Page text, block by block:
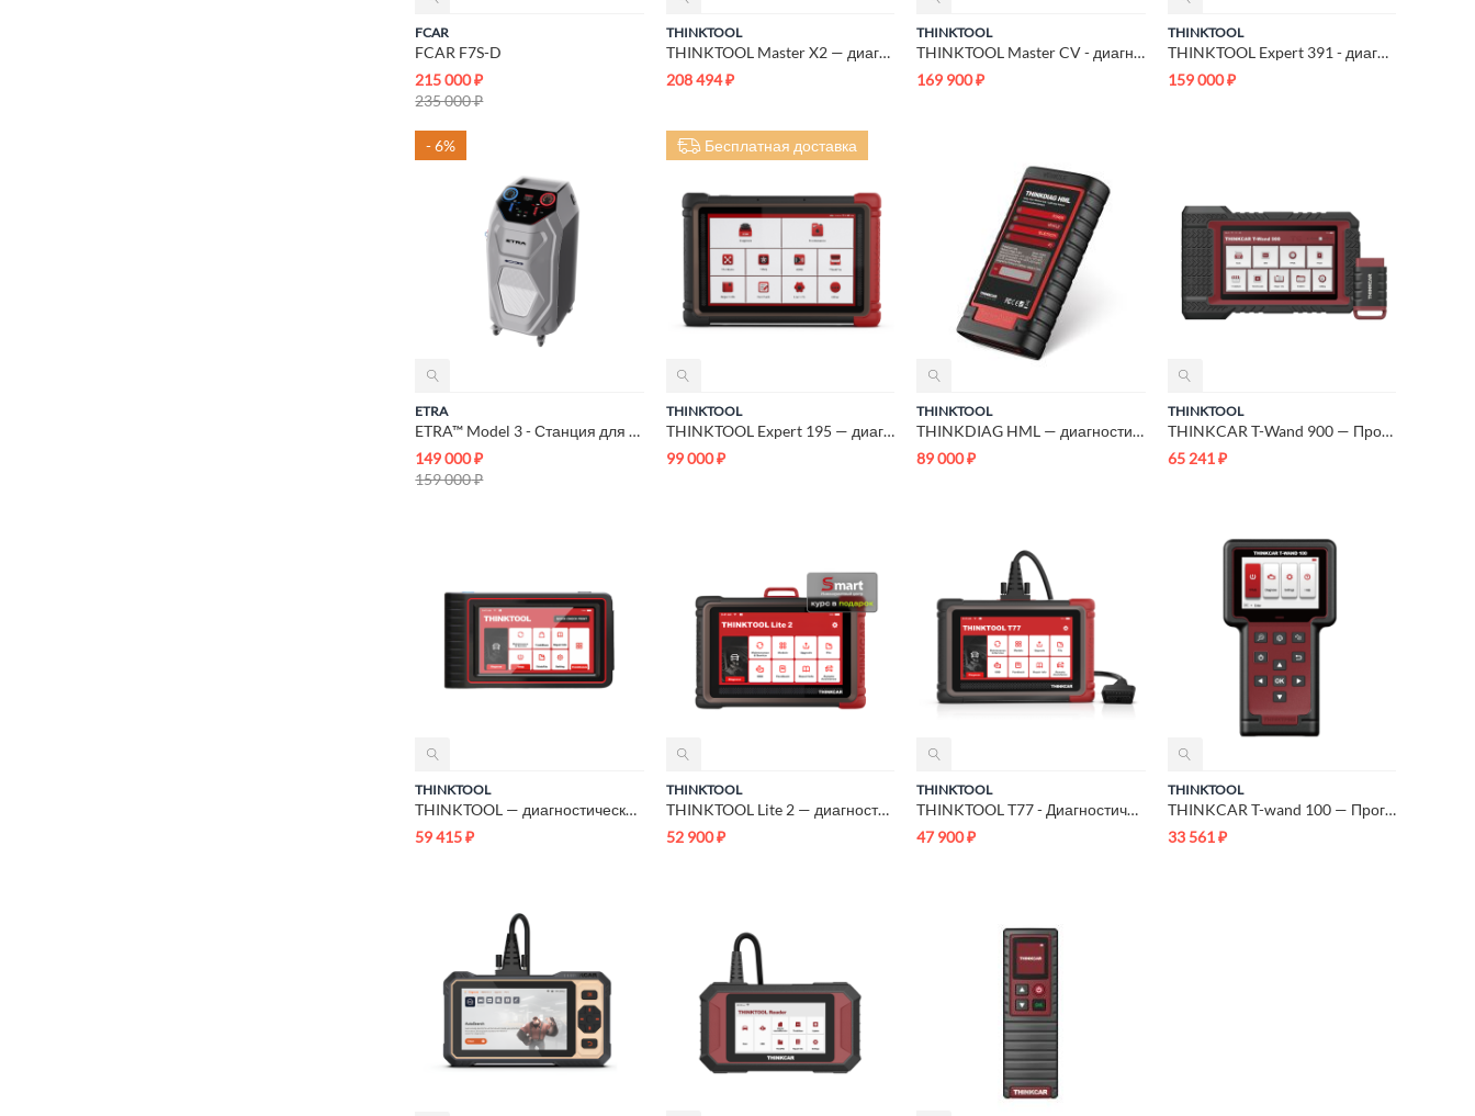
FCAR
FCAR F7S-D
215 000₽
235 000₽
THINKTOOL
THINKTOOL Master X2 — диагностический сканер
208 494₽
THINKTOOL
THINKTOOL Master CV - диагностический сканер
169 900₽
THINKTOOL
THINKTOOL Expert 391 - диагностический сканер
159 000 ₽
- 6%
ETRA
ETRA™ Model 3 - Станция для заправки автокондиционеров
149 000₽
159 000₽
Бесплатная доставка
THINKTOOL
THINKTOOL Expert 195 — диагностический сканер
99 000₽
THINKTOOL
THINKDIAG HML — диагностический сканер
89 000₽
THINKTOOL
THINKCAR T-Wand 900 — Программатор TPMS и Автосканер
65 241 ₽
THINKTOOL
THINKTOOL — диагностический сканер
59 415₽
THINKTOOL
THINKTOOL Lite 2 — диагностический сканер
52 900₽
THINKTOOL
THINKTOOL T77 - Диагностический сканер
47 900₽
THINKTOOL
THINKCAR T-wand 100 — Программатор TPMS и код-ридер
33 561 ₽